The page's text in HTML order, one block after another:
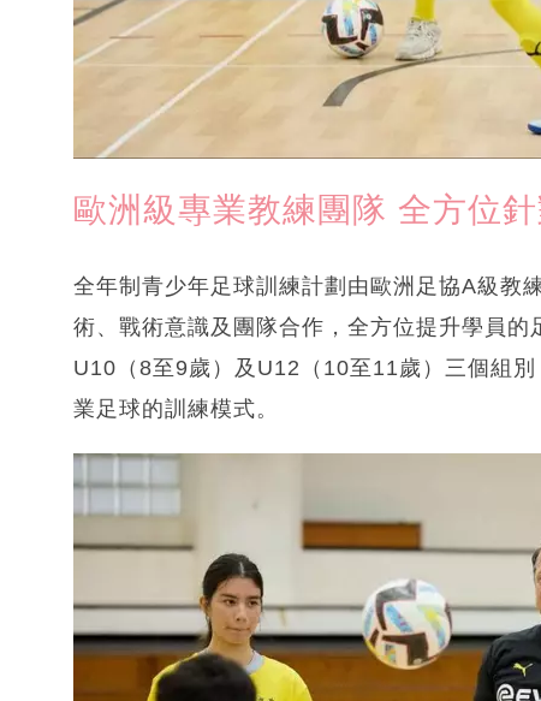
歐洲級專業教練團隊 全方位
全年制青少年足球訓練計劃由歐洲足協A級教
術、戰術意識及團隊合作，全方位提升學員的
U10（8至9歲）及U12（10至11歲）三個組
業足球的訓練模式。